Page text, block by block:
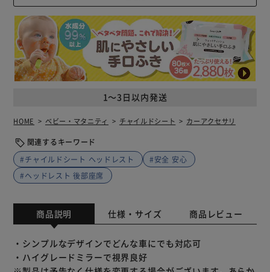
1～3日以内発送
HOME ベビー・マタニティ チャイルドシート カーアクセサリ
関連するキーワード
#チャイルドシート ヘッドレスト
#安全 安心
#ヘッドレスト 後部座席
商品説明 仕様・サイズ 商品レビュー
・シンプルなデザインでどんな車にでも対応可
・ハイグレードミラーで視界良好